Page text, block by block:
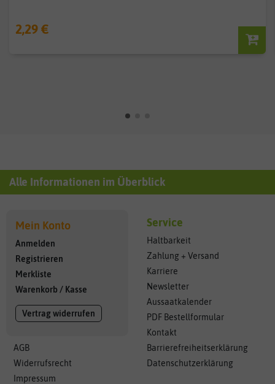
2,29 €
Alle Informationen im Überblick
Mein Konto
Anmelden
Registrieren
Merkliste
Warenkorb / Kasse
Vertrag widerrufen
AGB
Widerrufsrecht
Impressum
Service
Haltbarkeit
Zahlung + Versand
Karriere
Newsletter
Aussaatkalender
PDF Bestellformular
Kontakt
Barrierefreiheitserklärung
Datenschutzerklärung